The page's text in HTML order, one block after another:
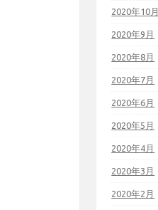
2020年10月
2020年9月
2020年8月
2020年7月
2020年6月
2020年5月
2020年4月
2020年3月
2020年2月